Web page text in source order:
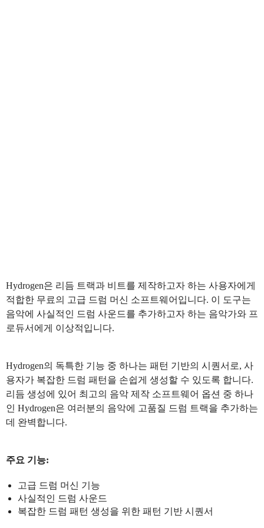
Hydrogen은 리듬 트랙과 비트를 제작하고자 하는 사용자에게
적합한 무료의 고급 드럼 머신 소프트웨어입니다. 이 도구는
음악에 사실적인 드럼 사운드를 추가하고자 하는 음악가와 프
로듀서에게 이상적입니다.
Hydrogen의 독특한 기능 중 하나는 패턴 기반의 시퀀서로, 사
용자가 복잡한 드럼 패턴을 손쉽게 생성할 수 있도록 합니다.
리듬 생성에 있어 최고의 음악 제작 소프트웨어 옵션 중 하나
인 Hydrogen은 여러분의 음악에 고품질 드럼 트랙을 추가하는
데 완벽합니다.
주요 기능:
고급 드럼 머신 기능
사실적인 드럼 사운드
복잡한 드럼 패턴 생성을 위한 패턴 기반 시퀀서